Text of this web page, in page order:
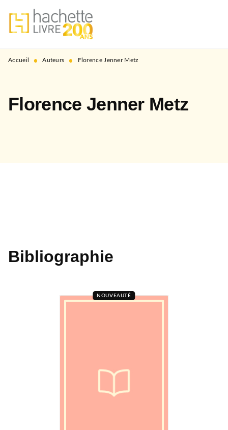
MENU RECHERCHE
PIED DE PAGE
Accueil • Auteurs • Florence Jenner Metz
Florence Jenner Metz
Bibliographie
NOUVEAUTÉ